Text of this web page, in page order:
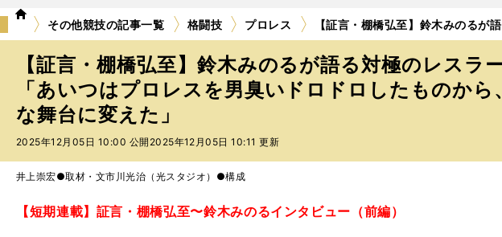
we
ィ
ー
その他競技の記事一覧 格闘技 プロレス 【証言・棚橋弘至】鈴木みのるが
【証言・棚橋弘至】鈴木みのるが語る対極のレスラ
「あいつはプロレスを男臭いドロドロしたものから
な舞台に変えた」
2025年12月05日 10:00 公開 2025年12月05日 10:11 更新
井上崇宏●取材・文市川光治（光スタジオ）●構成
【短期連載】証言・棚橋弘至〜鈴木みのるインタビュー（前編）